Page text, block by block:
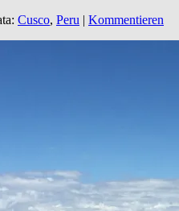
Cusco, Peru | Kommentieren